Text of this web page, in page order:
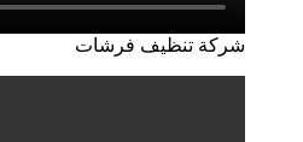
شركة تنظيف فرشات